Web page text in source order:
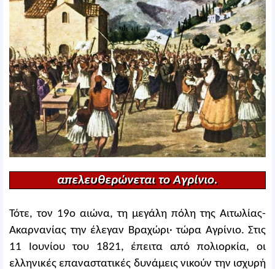
απελευθερώνεται το Αγρίνιο.
Τότε, τον 19ο αιώνα, τη μεγάλη πόλη της Αιτωλίας-
Ακαρνανίας την έλεγαν Βραχώρι· τώρα Αγρίνιο. Στις
11 Ιουνίου του 1821, έπειτα από πολιορκία, οι
ελληνικές επαναστατικές δυνάμεις νικούν την ισχυρή